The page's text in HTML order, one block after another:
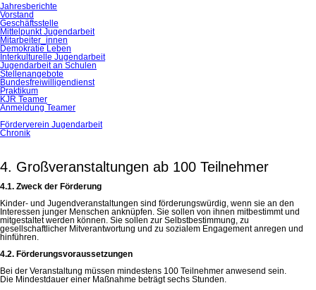
Jahresberichte
Vorstand
Geschäftsstelle
Mittelpunkt Jugendarbeit
Mitarbeiter_innen
Demokratie Leben
Interkulturelle Jugendarbeit
Jugendarbeit an Schulen
Stellenangebote
Bundesfreiwilligendienst
Praktikum
KJR Teamer
Anmeldung Teamer
Förderverein Jugendarbeit
Chronik
4. Großveranstaltungen ab 100 Teilnehmer
4.1. Zweck der Förderung
Kinder- und Jugendveranstaltungen sind förderungswürdig, wenn sie an den
Interessen junger Menschen anknüpfen. Sie sollen von ihnen mitbestimmt und
mitgestaltet werden können. Sie sollen zur Selbstbestimmung, zu
gesellschaftlicher Mitverantwortung und zu sozialem Engagement anregen und
hinführen.
4.2. Förderungsvoraussetzungen
Bei der Veranstaltung müssen mindestens 100 Teilnehmer anwesend sein.
Die Mindestdauer einer Maßnahme beträgt sechs Stunden.